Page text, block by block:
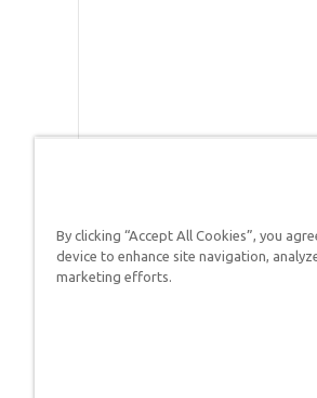
By clicking “Accept All Cookies”, you
device to enhance site navigation,
marketing efforts.